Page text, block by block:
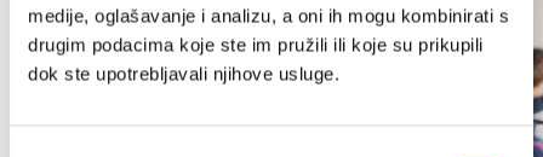
medije, oglašavanje i analizu, a oni ih mogu kombinirati s
drugim podacima koje ste im pružili ili koje su prikupili
dok ste upotrebljavali njihove usluge.